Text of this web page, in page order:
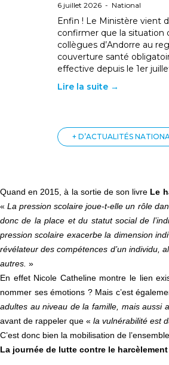
6 juillet 2026 - National
Enfin ! Le Ministère vient
confirmer que la situation
collègues d’Andorre au
couverture santé
effective depuis le 1er
Lire la suite →
+ D’ACTUALITÉS
Quand en 2015, à la sortie de son livre Le
«La pression scolaire joue-t-elle un rôle
donc de la place et du statut social de
pression scolaire exacerbe la dimension
révélateur des compétences d’un individu,
autres. »
En effet Nicole Catheline montre le lien
nommer ses émotions ? Mais c’est
adultes au niveau de la famille, mais aussi
avant de rappeler que « la vulnérabilité est
C’est donc bien la mobilisation de
La journée de lutte contre le